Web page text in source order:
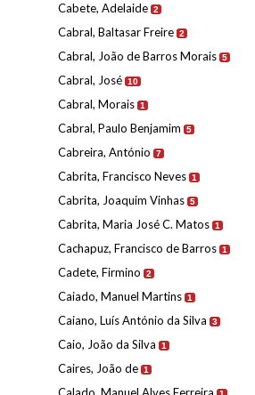
Cabete, Adelaide 2
Cabral, Baltasar Freire 2
Cabral, João de Barros Morais 5
Cabral, José 10
Cabral, Morais 1
Cabral, Paulo Benjamim 5
Cabreira, António 7
Cabrita, Francisco Neves 1
Cabrita, Joaquim Vinhas 5
Cabrita, Maria José C. Matos 1
Cachapuz, Francisco de Barros 1
Cadete, Firmino 2
Caiado, Manuel Martins 1
Caiano, Luís António da Silva 3
Caio, João da Silva 1
Caires, João de 1